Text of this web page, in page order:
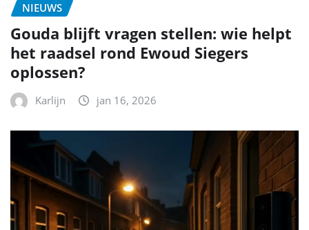
NIEUWS
Gouda blijft vragen stellen: wie helpt
het raadsel rond Ewoud Siegers
oplossen?
Karlijn jan 16, 2026